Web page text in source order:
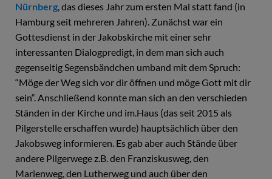
Nürnberg, das dieses Jahr zum ersten Mal statt fand (in
Hamburg seit mehreren Jahren). Zunächst war ein
Gottesdienst in der Jakobskirche mit einer sehr
interessanten Dialogpredigt, in dem man sich auch
gegenseitig Segensbändchen umband mit dem Spruch:
“Möge der Weg sich vor dir öffnen und möge Gott mit dir
sein“. Anschließend konnte man sich an den verschieden
Ständen in der Kirche und im.Haus (das seit 2015 als
Pilgerstelle erschaffen wurde) hauptsächlich über den
Jakobsweg informieren. Es gab aber auch Stände über
andere Pilgerwege z.B. den Franziskusweg, den
Marienweg, den Lutherweg und auch über den